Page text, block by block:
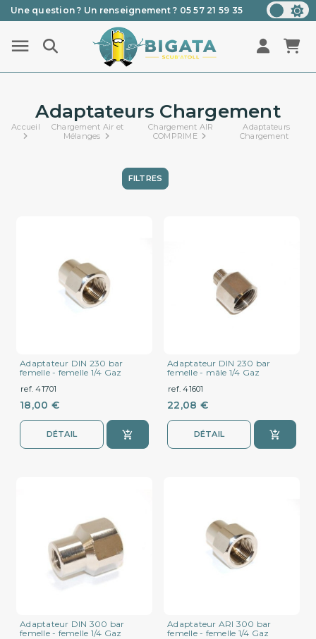
Une question ? Un renseignement ? 05 57 21 59 35
Livraison par Chronopost Relais Pickup
Adaptateurs Chargement
Accueil
Chargement Air et
Mélanges
Chargement AIR
COMPRIME
Adaptateurs
Chargement
FILTRES
Adaptateur DIN 230 bar
femelle - femelle 1/4 Gaz
ref. 41701
18,00 €
DÉTAIL
Adaptateur DIN 230 bar
femelle - mâle 1/4 Gaz
ref. 41601
22,08 €
DÉTAIL
Adaptateur DIN 300 bar
femelle - femelle 1/4 Gaz
Adaptateur ARI 300 bar
femelle - femelle 1/4 Gaz